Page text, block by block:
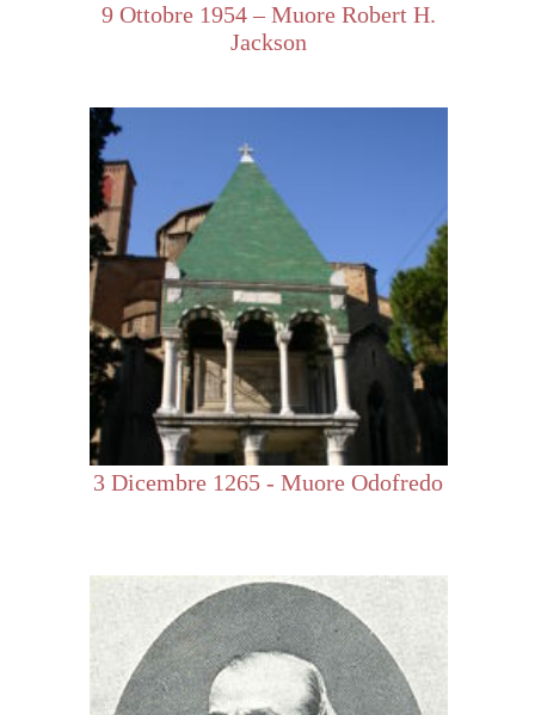
9 Ottobre 1954 – Muore Robert H.
Jackson
3 Dicembre 1265 - Muore Odofredo